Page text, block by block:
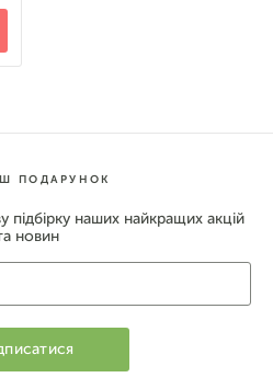
ПОДАРУНОК
наших найкращих акцій
новин